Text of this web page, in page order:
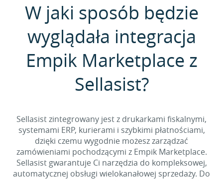
W jaki sposób będzie
wyglądała integracja
Empik Marketplace z
Sellasist?
Sellasist zintegrowany jest z drukarkami fiskalnymi,
systemami ERP, kurierami i szybkimi płatnościami,
dzięki czemu wygodnie możesz zarządzać
zamówieniami pochodzącymi z Empik Marketplace.
Sellasist gwarantuje Ci narzędzia do kompleksowej,
automatycznej obsługi wielokanałowej sprzedaży. Do